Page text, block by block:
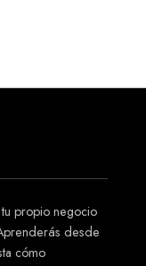
propio negocio
desde
cómo